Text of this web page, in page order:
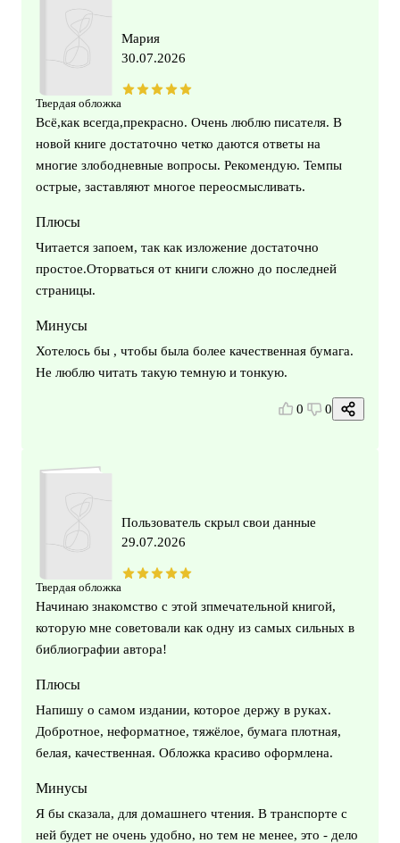
Твердая обложка
Мария
30.07.2026
Всё,как всегда,прекрасно. Очень люблю писателя. В
новой книге достаточно четко даются ответы на
многие злободневные вопросы. Рекомендую. Темпы
острые, заставляют многое переосмысливать.
Плюсы
Читается запоем, так как изложение достаточно
простое.Оторваться от книги сложно до последней
страницы.
Минусы
Хотелось бы , чтобы была более качественная бумага.
Не люблю читать такую темную и тонкую.
0 0
Твердая обложка
Пользователь скрыл свои данные
29.07.2026
Начинаю знакомство с этой зпмечательной книгой,
которую мне советовали как одну из самых сильных в
библиографии автора!
Плюсы
Напишу о самом издании, которое держу в руках.
Добротное, неформатное, тяжёлое, бумага плотная,
белая, качественная. Обложка красиво оформлена.
Минусы
Я бы сказала, для домашнего чтения. В транспорте с
ней будет не очень удобно, но тем не менее, это - дело